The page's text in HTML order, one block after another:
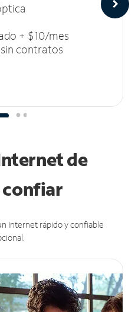
+ $10/mes
contratos
de
confiar
Internet rápido y confiable